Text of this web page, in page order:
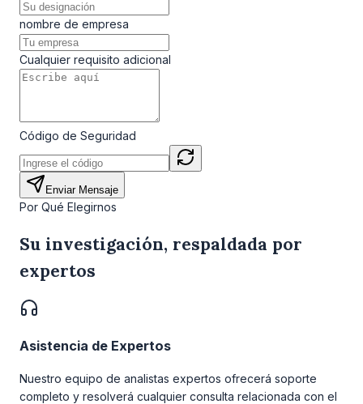
nombre de empresa
Cualquier requisito adicional
Código de Seguridad
Enviar Mensaje
Por Qué Elegirnos
Su investigación, respaldada por
expertos
Asistencia de Expertos
Nuestro equipo de analistas expertos ofrecerá soporte
completo y resolverá cualquier consulta relacionada con el